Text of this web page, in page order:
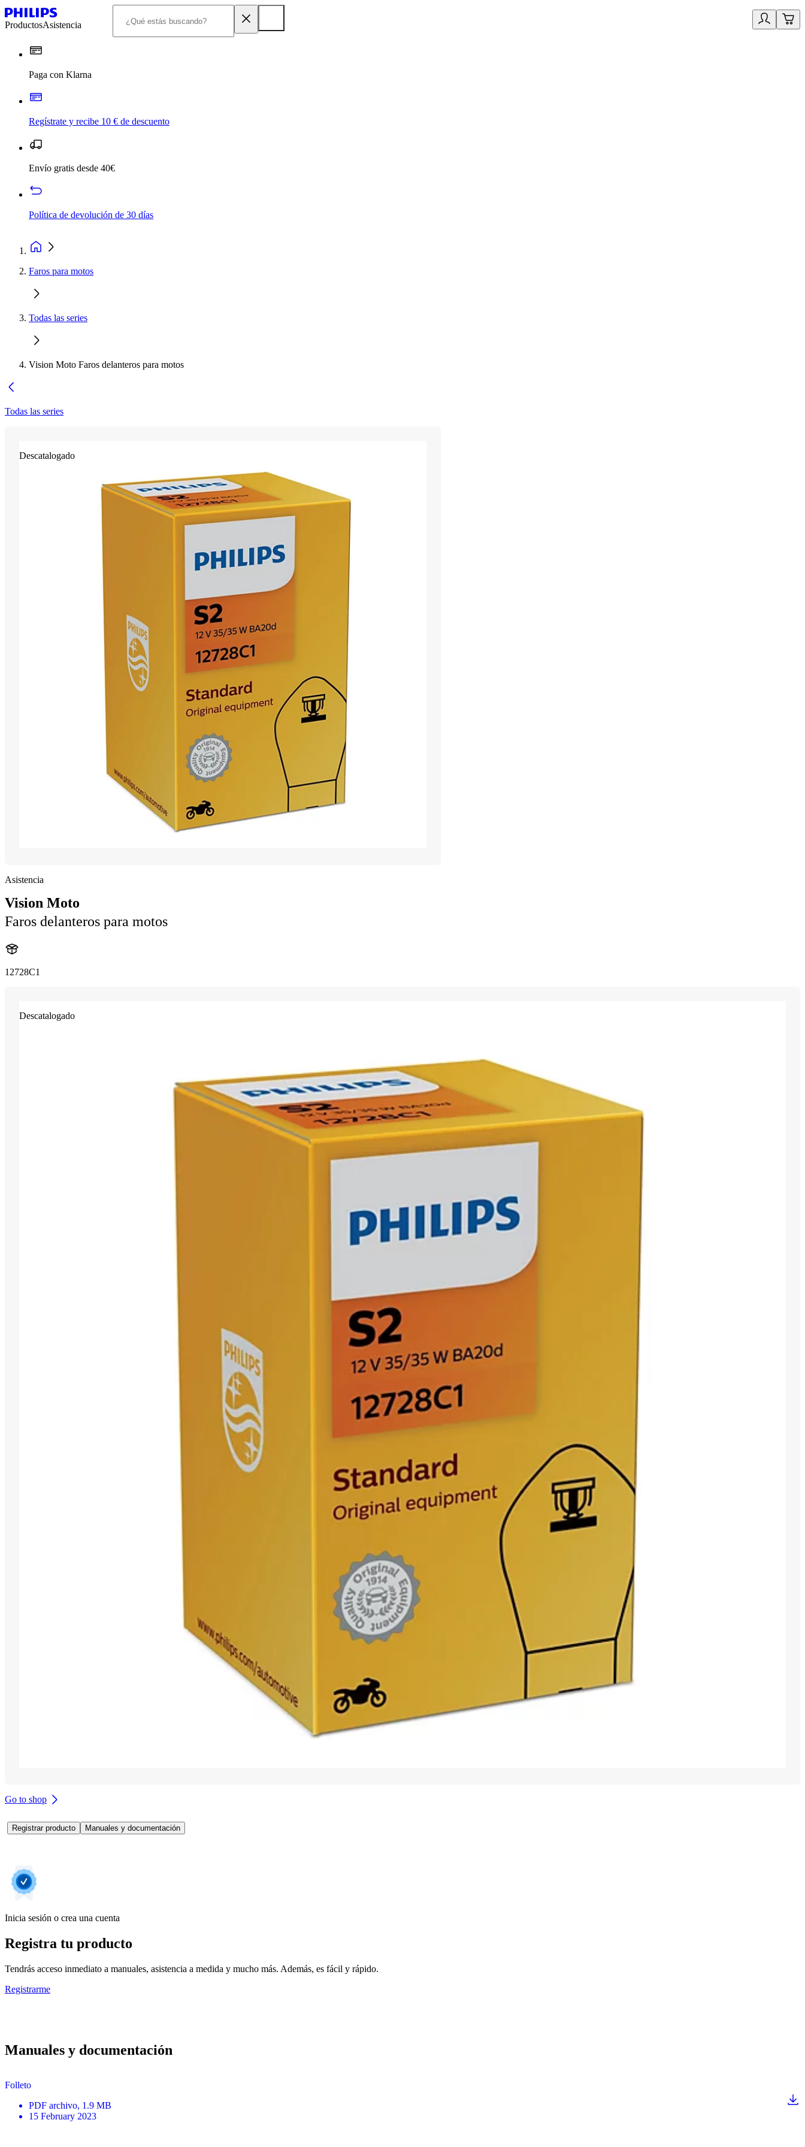
ProductosAsistencia
Paga con Klarna
Regístrate y recibe 10 € de descuento
Envío gratis desde 40€
Política de devolución de 30 días
Faros para motos
Todas las series
Vision Moto Faros delanteros para motos
Todas las series
Descatalogado
Asistencia
Vision Moto
Faros delanteros para motos
12728C1
Descatalogado
Go to shop
Registrar producto Manuales y documentación
Inicia sesión o crea una cuenta
Registra tu producto
Tendrás acceso inmediato a manuales, asistencia a medida y mucho más. Además, es fácil y rápido.
Registrarme
Manuales y documentación
Folleto
PDF archivo, 1.9 MB
15 February 2023